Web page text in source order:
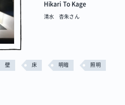
Hikari To Kage
清水 杏朱さん
壁 床 明暗 照明